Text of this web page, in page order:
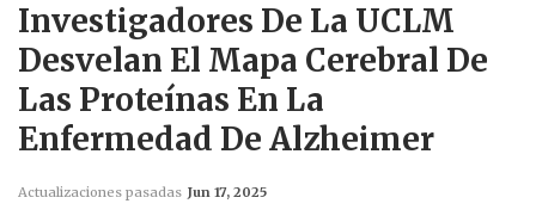
Investigadores De La UCLM
Desvelan El Mapa Cerebral De
Las Proteínas En La
Enfermedad De Alzheimer
Actualizaciones pasadas Jun 17, 2025